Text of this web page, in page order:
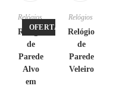
OFERTA!
Relógios
Relógio
de
Parede
Alvo
em
Relógios
Relógio
de
Parede
Veleiro